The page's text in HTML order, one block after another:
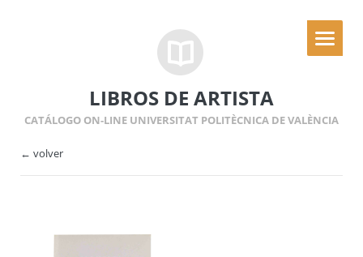
LIBROS DE ARTISTA
CATÁLOGO ON-LINE UNIVERSITAT POLITÈCNICA DE VALÈNCIA
← volver